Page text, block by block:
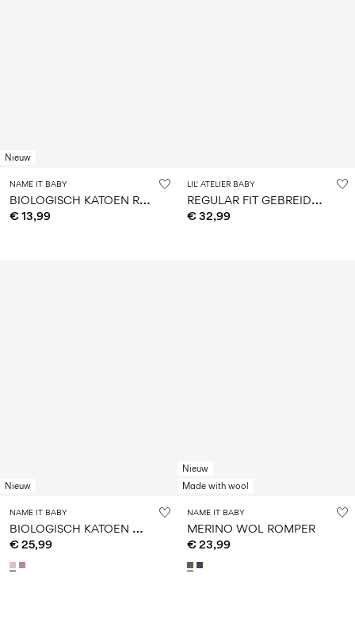
Nieuw
NAME IT BABY
B
IOLOGISCH KATOEN ROMPER
€ 13,99
LIL' ATELIER BABY
R
EGULAR FIT GEBREIDE TRUI
€ 32,99
Nieuw
NAME IT BABY
B
IOLOGISCH KATOEN GEBREID VEST
€ 25,99
Nieuw
Made with wool
NAME IT BABY
MERINO WOL ROMPER
€ 23,99